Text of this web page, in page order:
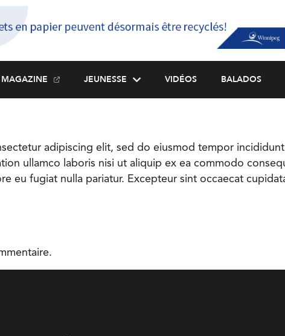
MAGAZINE JEUNESSE VIDÉOS BALADOS
adipiscing elit, sed do eiusmod tempor
ullamco laboris nisi ut aliquip ex ea commodo
eu fugiat nulla pariatur. Excepteur sint occaecat